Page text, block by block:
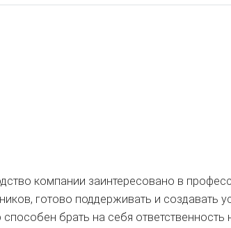
компании заинтересовано в
готово поддерживать и создавать
способен брать на себя ответственность